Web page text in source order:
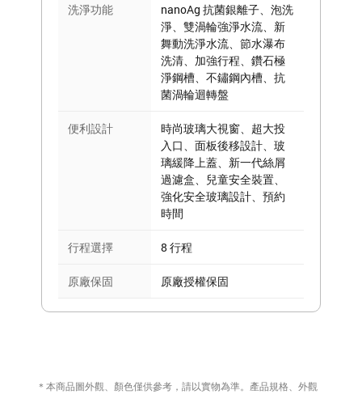
洗淨功能
nanoAg 抗菌銀離子、泡洗
淨、雙渦輪強淨水流、新
舞動洗淨水流、節水瀑布
洗清、加強行程、鑽石極
淨鋼槽、不鏽鋼內槽、抗
菌渦輪迴轉盤
便利設計
時尚玻璃大視窗、超大投
入口、面板後移設計、玻
璃緩降上蓋、新一代絲屑
過濾盒、兒童安全裝置、
強化安全玻璃設計、預約
時間
行程選擇 8 行程
原廠保固 原廠授權保固
＊本商品圖外觀、顏色僅供參考，請以實物為準。產品規格、外觀